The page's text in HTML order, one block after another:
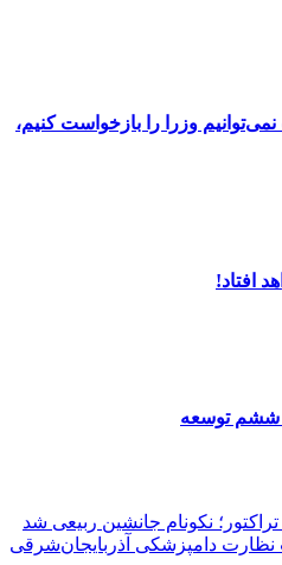
وزرا را بازخواست کنیم،
افتاد!
ششم توسعه
نکونام جانشین ربیعی شد
نظارت دامپزشکی آذربایجان‌شرقی